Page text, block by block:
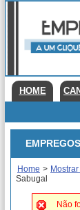
HOME
Home >
Sabugal
Não